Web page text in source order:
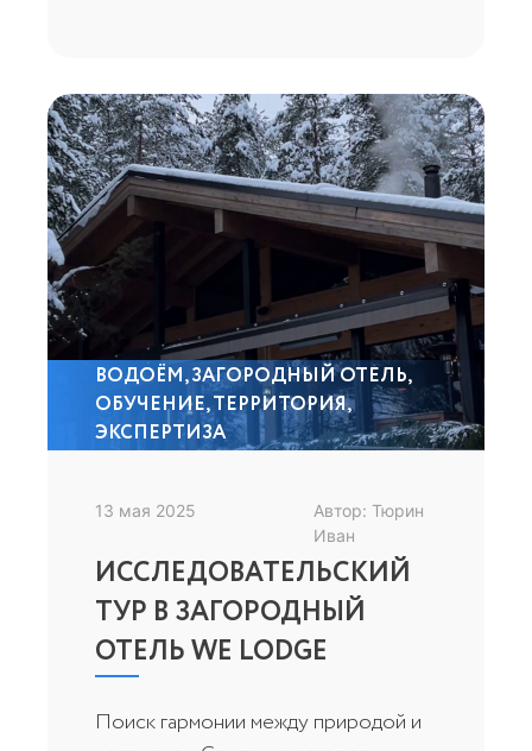
ВОДОЁМ,ЗАГОРОДНЫЙ ОТЕЛЬ,
ОБУЧЕНИЕ,ТЕРРИТОРИЯ,
ЭКСПЕРТИЗА
13 мая 2025
Автор: Тюрин
Иван
ИССЛЕДОВАТЕЛЬСКИЙ
ТУР В ЗАГОРОДНЫЙ
ОТЕЛЬ WE LODGE
Поиск гармонии между природой и